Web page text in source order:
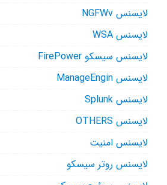
لایسنس NGFWv
لایسنس WSA
لایسنس سیسکو FirePower
لایسنس ManageEngin
لایسنس Splunk
لایسنس OTHERS
لایسنس امنیت
لایسنس روتر سیسکو